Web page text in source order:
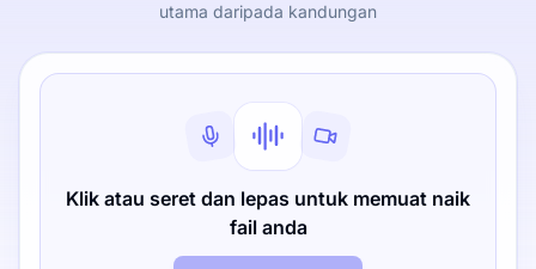
utama daripada kandungan
Klik atau seret dan lepas untuk memuat naik
fail anda